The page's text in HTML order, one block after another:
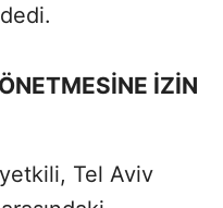
dedi.
İZİN
Tel Aviv